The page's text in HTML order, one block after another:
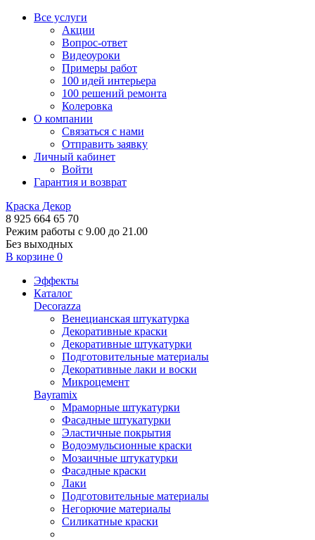
Все услуги
Акции
Вопрос-ответ
Видеоуроки
Примеры работ
100 идей интерьера
100 решений ремонта
Колеровка
О компании
Связаться с нами
Отправить заявку
Личный кабинет
Войти
Гарантия и возврат
Краска Декор
8 925 664 65 70
Режим работы с 9.00 до 21.00
Без выходных
В корзине 0
Эффекты
Каталог
Decorazza
Венецианская штукатурка
Декоративные краски
Декоративные штукатурки
Подготовительные материалы
Декоративные лаки и воски
Микроцемент
Bayramix
Мраморные штукатурки
Фасадные штукатурки
Эластичные покрытия
Водоэмульсионные краски
Мозаичные штукатурки
Фасадные краски
Лаки
Подготовительные материалы
Негорючие материалы
Силикатные краски